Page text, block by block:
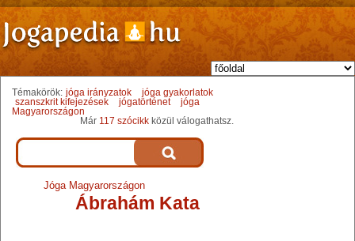
Témakörök: jóga irányzatok
jóga gyakorlatok
szanszkrit kifejezések
jógatörténet
jóga
Magyarországon
Már 117 szócikk közül válogathatsz.
Jóga Magyarországon
Ábrahám Kata